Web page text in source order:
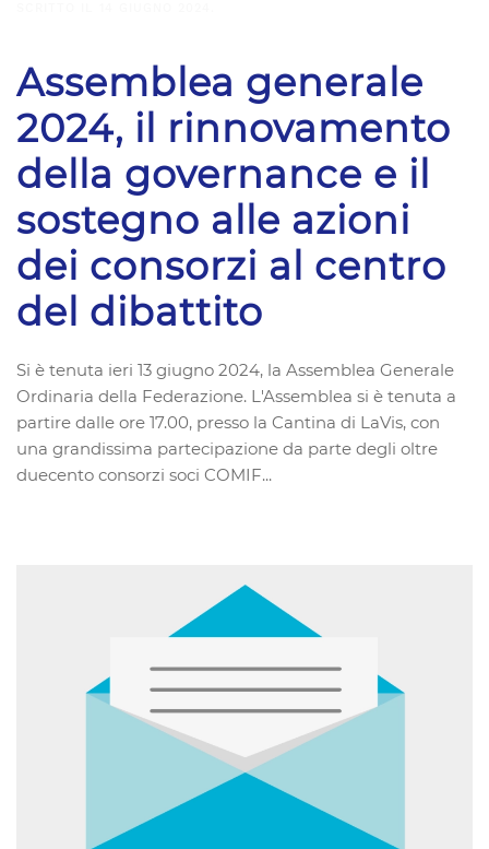
Assemblea generale
2024, il rinnovamento
della governance e il
sostegno alle azioni
dei consorzi al centro
del dibattito
Si è tenuta ieri 13 giugno 2024, la Assemblea Generale
Ordinaria della Federazione. L'Assemblea si è tenuta a
partire dalle ore 17.00, presso la Cantina di LaVis, con
una grandissima partecipazione da parte degli oltre
duecento consorzi soci COMIF...